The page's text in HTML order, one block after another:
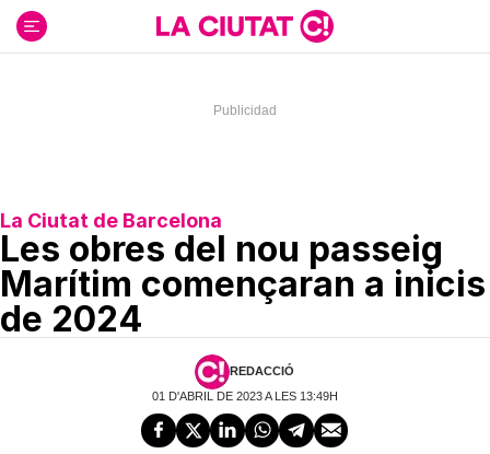
contenido
La Ciutat de Barcelona
Les obres del nou passeig
Marítim començaran a inicis
de 2024
REDACCIÓ
01 D'ABRIL DE 2023 A LES 13:49H